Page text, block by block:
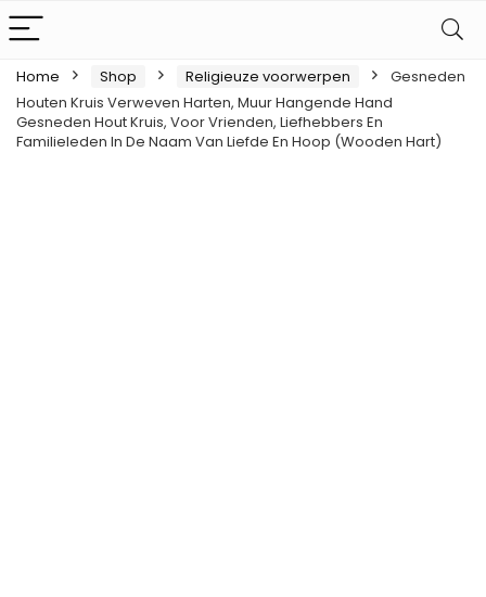
Home Shop Religieuze voorwerpen
Gesneden
Houten Kruis Verweven Harten, Muur Hangende Hand
Gesneden Hout Kruis, Voor Vrienden, Liefhebbers En
Familieleden In De Naam Van Liefde En Hoop (Wooden Hart)